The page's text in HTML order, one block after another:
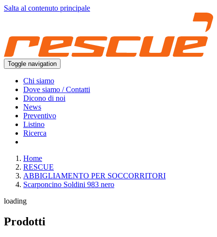
Salta al contenuto principale
Toggle navigation
Chi siamo
Dove siamo / Contatti
Dicono di noi
News
Preventivo
Listino
Ricerca
Home
RESCUE
ABBIGLIAMENTO PER SOCCORRITORI
Scarponcino Soldini 983 nero
loading
Prodotti